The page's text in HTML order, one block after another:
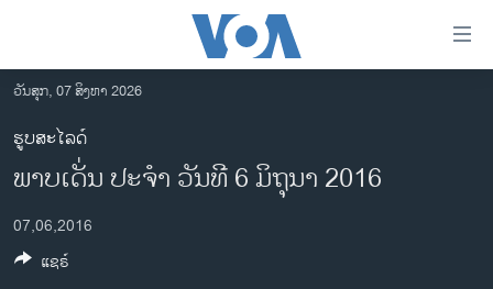
ເຂົ້າ
ຫາ
ຂ້າມ
ຂ້າມ
ໄປ
ຫາ
ລາວ
ອາເມຣິກາ
ການເລືອກຕັ້ງ ປະທານາທີບໍດີ ສະຫະລັດ 2024
ຂ່າວ​ຈີນ
ວັນສຸກ, 07 ສິງຫາ 2026
ຮູບສະໄລດ໌
ພາບເດັ່ນ ປະຈຳ ວັນທີ 6 ມິຖຸນາ 2016
07,06,2016
ແຊຣ໌